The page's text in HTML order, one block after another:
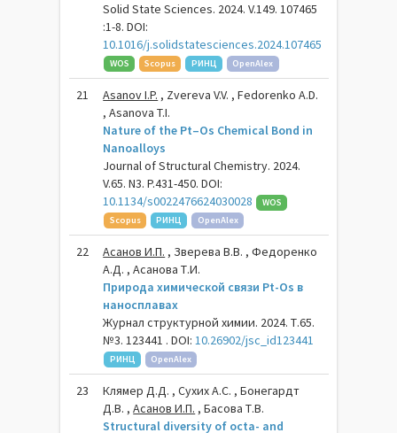
Solid State Sciences. 2024. V.149. 107465
:1-8. DOI:
10.1016/j.solidstatesciences.2024.107465
WOS Scopus РИНЦ OpenAlex
21 Asanov I.P. , Zvereva V.V. , Fedorenko A.D.
, Asanova T.I.
Nature of the Pt–Os Chemical Bond in
Nanoalloys
Journal of Structural Chemistry. 2024.
V.65. N3. P.431-450. DOI:
10.1134/s0022476624030028
WOS
Scopus
РИНЦ OpenAlex
22 Асанов И.П. , Зверева В.В. , Федоренко
А.Д. , Асанова Т.И.
Природа химической связи Pt-Os в
наносплавах
Журнал структурной химии. 2024. Т.65.
№3. 123441 . DOI:10.26902/jsc_id123441
РИНЦ OpenAlex
23
Клямер Д.Д. , Сухих А.С. , Бонегардт
Д.В. ,Асанов И.П. , Басова Т.В.
Structural diversity of octa- and